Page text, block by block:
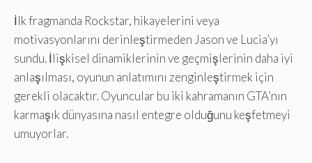
İlk fragmanda Rockstar, hikayelerini veya
motivasyonlarını derinleştirmeden Jason ve Lucia’yı
sundu. İlişkisel dinamiklerinin ve geçmişlerinin daha iyi
anlaşılması, oyunun anlatımını zenginleştirmek için
gerekli olacaktır. Oyuncular bu iki kahramanın GTA’nın
karmaşık dünyasına nasıl entegre olduğunu keşfetmeyi
umuyorlar.